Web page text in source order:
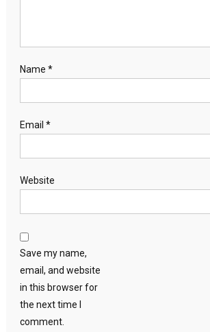
Name *
Email *
Website
Save my name,
email, and website
in this browser for
the next time I
comment.